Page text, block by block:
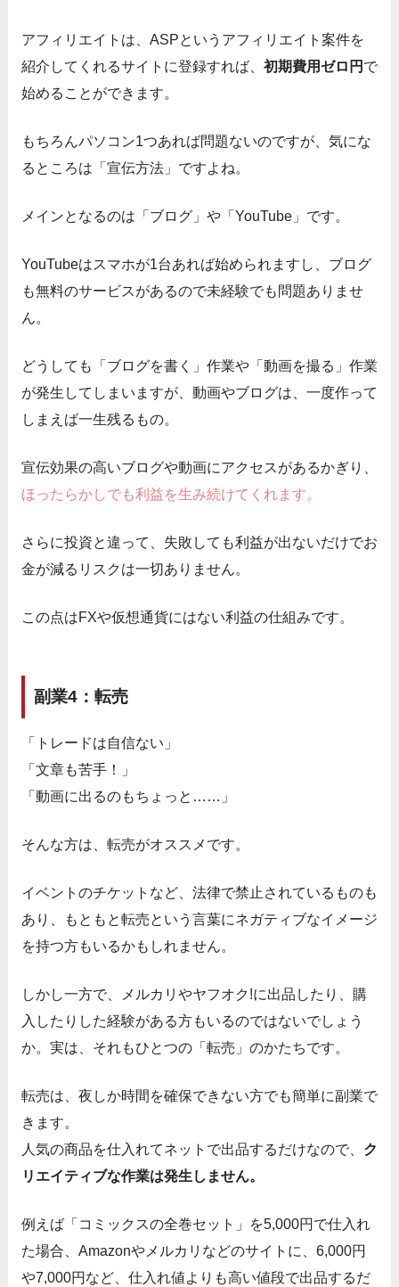
アフィリエイトは、ASPというアフィリエイト案件を
紹介してくれるサイトに登録すれば、 初期費用ゼロ円 で
始めることができます。
もちろんパソコン1つあれば問題ないのですが、気にな
るところは「宣伝方法」ですよね。
メインとなるのは「ブログ」や「YouTube」です。
YouTubeはスマホが1台あれば始められますし、ブログ
も無料のサービスがあるので未経験でも問題ありませ
ん。
どうしても「ブログを書く」作業や「動画を撮る」作業
が発生してしまいますが、動画やブログは、一度作って
しまえば一生残るもの。
宣伝効果の高いブログや動画にアクセスがあるかぎり、
ほったらかしでも利益を生み続けてくれます。
さらに投資と違って、失敗しても利益が出ないだけでお
金が減るリスクは一切ありません。
この点はFXや仮想通貨にはない利益の仕組みです。
副業4：転売
「トレードは自信ない」
「文章も苦手！」
「動画に出るのもちょっと……」
そんな方は、転売がオススメです。
イベントのチケットなど、法律で禁止されているものも
あり、もともと転売という言葉にネガティブなイメージ
を持つ方もいるかもしれません。
しかし一方で、メルカリやヤフオク!に出品したり、購
入したりした経験がある方もいるのではないでしょう
か。実は、それもひとつの「転売」のかたちです。
転売は、夜しか時間を確保できない方でも簡単に副業で
きます。
人気の商品を仕入れてネットで出品するだけなので、 ク
リエイティブな作業は発生しません。
例えば「コミックスの全巻セット」を5,000円で仕入れ
た場合、Amazonやメルカリなどのサイトに、6,000円
や7,000円など、仕入れ値よりも高い値段で出品するだ